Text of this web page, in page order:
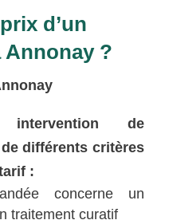
d’un
Annonay ?
de
différents critères
:
concerne un
traitement curatif